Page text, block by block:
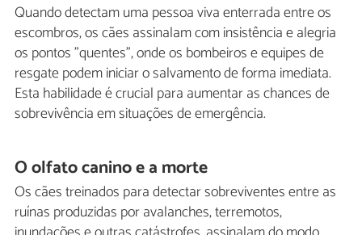
Quando detectam uma pessoa viva enterrada entre os
escombros, os cães assinalam com insistência e alegria
os pontos "quentes", onde os bombeiros e equipes de
resgate podem iniciar o salvamento de forma imediata.
Esta habilidade é crucial para aumentar as chances de
sobrevivência em situações de emergência.
O olfato canino e a morte
Os cães treinados para detectar sobreviventes entre as
ruínas produzidas por avalanches, terremotos,